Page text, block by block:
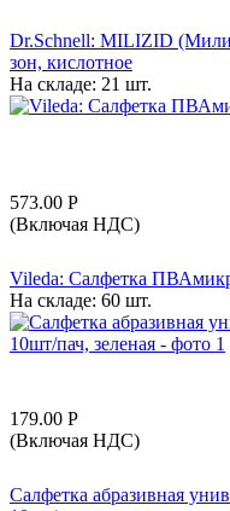
Dr.Schnell: MILIZID
зон, кислотное
На складе: 21 шт.
573.00 Р
(Включая НДС)
Vileda: Салфетка
На складе: 60 шт.
179.00 Р
(Включая НДС)
Салфетка абразивная